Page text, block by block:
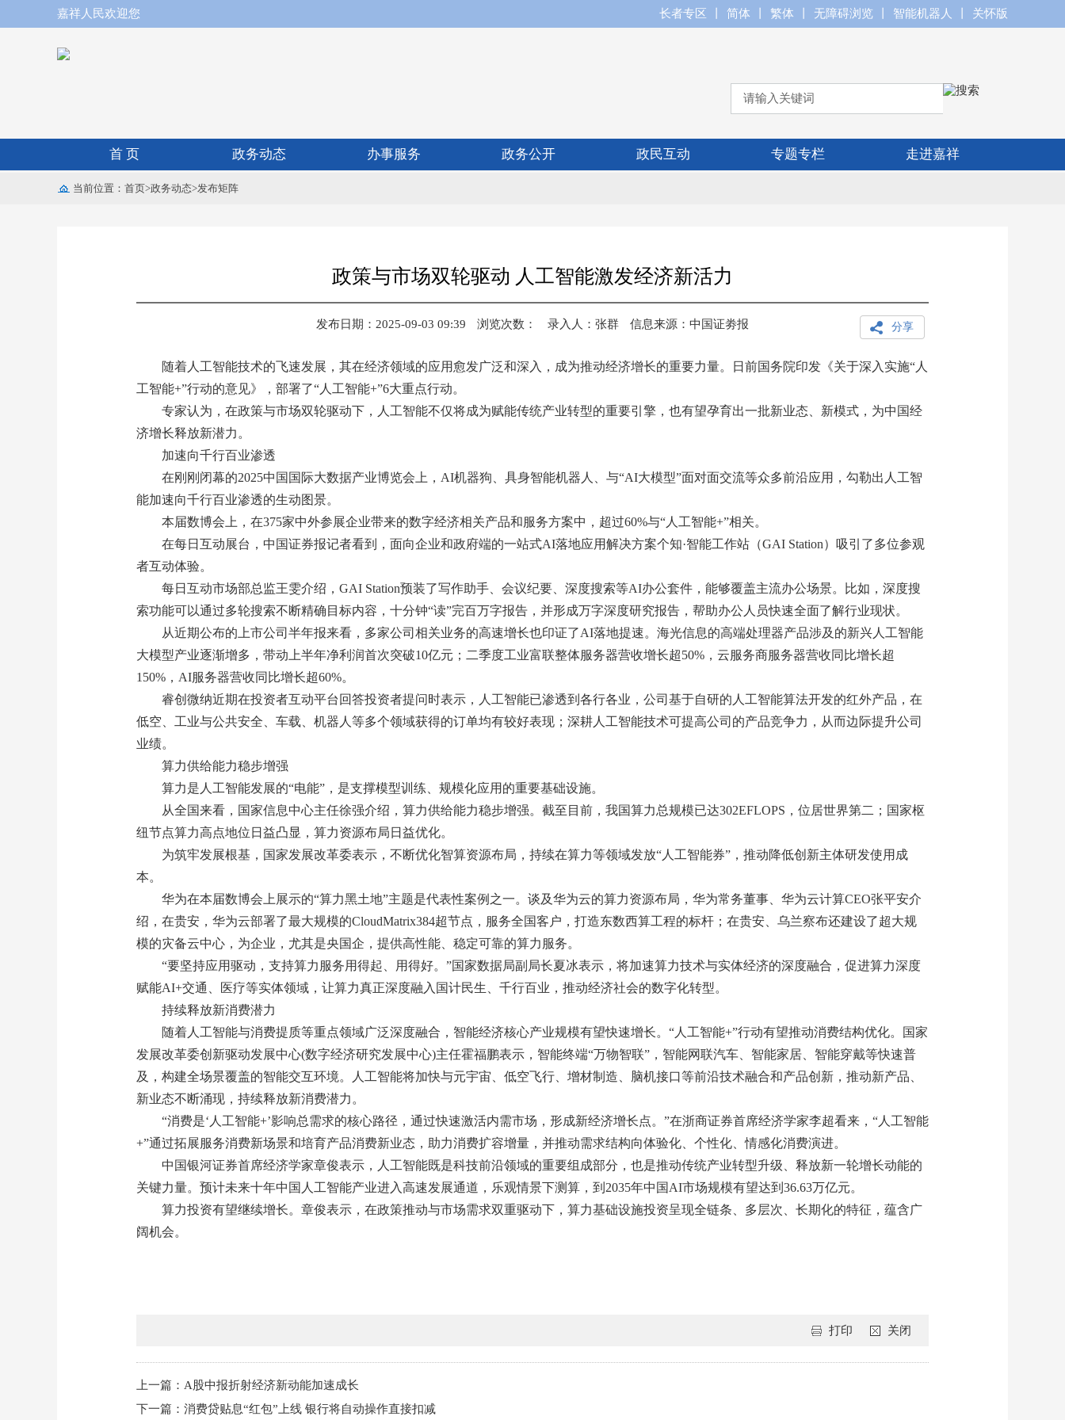
嘉祥人民欢迎您 长者专区 简体 繁体 无障碍浏览 智能机器人 关怀版
首 页 政务动态 办事服务 政务公开 政民互动 专题专栏 走进嘉祥
当前位置： 首页>政务动态>发布矩阵
政策与市场双轮驱动 人工智能激发经济新活力
发布日期：2025-09-03 09:39 浏览次数： 录入人： 张群 信息来源： 中国证劵报 分享
随着人工智能技术的飞速发展，其在经济领域的应用愈发广泛和深入，成为推动经济增长的重要力量。日前国务院印发《关于深入实施“人
工智能+”行动的意见》，部署了“人工智能+”6大重点行动。
专家认为，在政策与市场双轮驱动下，人工智能不仅将成为赋能传统产业转型的重要引擎，也有望孕育出一批新业态、新模式，为中国经
济增长释放新潜力。
加速向千行百业渗透
在刚刚闭幕的2025中国国际大数据产业博览会上，AI机器狗、具身智能机器人、与“AI大模型”面对面交流等众多前沿应用，勾勒出人工智
能加速向千行百业渗透的生动图景。
本届数博会上，在375家中外参展企业带来的数字经济相关产品和服务方案中，超过60%与“人工智能+”相关。
在每日互动展台，中国证券报记者看到，面向企业和政府端的一站式AI落地应用解决方案个知·智能工作站（GAI Station）吸引了多位参观
者互动体验。
每日互动市场部总监王雯介绍，GAI Station预装了写作助手、会议纪要、深度搜索等AI办公套件，能够覆盖主流办公场景。比如，深度搜
索功能可以通过多轮搜索不断精确目标内容，十分钟“读”完百万字报告，并形成万字深度研究报告，帮助办公人员快速全面了解行业现状。
从近期公布的上市公司半年报来看，多家公司相关业务的高速增长也印证了AI落地提速。海光信息的高端处理器产品涉及的新兴人工智能
大模型产业逐渐增多，带动上半年净利润首次突破10亿元；二季度工业富联整体服务器营收增长超50%，云服务商服务器营收同比增长超
150%，AI服务器营收同比增长超60%。
睿创微纳近期在投资者互动平台回答投资者提问时表示，人工智能已渗透到各行各业，公司基于自研的人工智能算法开发的红外产品，在
低空、工业与公共安全、车载、机器人等多个领域获得的订单均有较好表现；深耕人工智能技术可提高公司的产品竞争力，从而边际提升公司
业绩。
算力供给能力稳步增强
算力是人工智能发展的“电能”，是支撑模型训练、规模化应用的重要基础设施。
从全国来看，国家信息中心主任徐强介绍，算力供给能力稳步增强。截至目前，我国算力总规模已达302EFLOPS，位居世界第二；国家枢
纽节点算力高点地位日益凸显，算力资源布局日益优化。
为筑牢发展根基，国家发展改革委表示，不断优化智算资源布局，持续在算力等领域发放“人工智能券”，推动降低创新主体研发使用成
本。
华为在本届数博会上展示的“算力黑土地”主题是代表性案例之一。谈及华为云的算力资源布局，华为常务董事、华为云计算CEO张平安介
绍，在贵安，华为云部署了最大规模的CloudMatrix384超节点，服务全国客户，打造东数西算工程的标杆；在贵安、乌兰察布还建设了超大规
模的灾备云中心，为企业，尤其是央国企，提供高性能、稳定可靠的算力服务。
“要坚持应用驱动，支持算力服务用得起、用得好。”国家数据局副局长夏冰表示，将加速算力技术与实体经济的深度融合，促进算力深度
赋能AI+交通、医疗等实体领域，让算力真正深度融入国计民生、千行百业，推动经济社会的数字化转型。
持续释放新消费潜力
随着人工智能与消费提质等重点领域广泛深度融合，智能经济核心产业规模有望快速增长。“人工智能+”行动有望推动消费结构优化。国家
发展改革委创新驱动发展中心(数字经济研究发展中心)主任霍福鹏表示，智能终端“万物智联”，智能网联汽车、智能家居、智能穿戴等快速普
及，构建全场景覆盖的智能交互环境。人工智能将加快与元宇宙、低空飞行、增材制造、脑机接口等前沿技术融合和产品创新，推动新产品、
新业态不断涌现，持续释放新消费潜力。
“消费是‘人工智能+’影响总需求的核心路径，通过快速激活内需市场，形成新经济增长点。”在浙商证券首席经济学家李超看来，“人工智能
+”通过拓展服务消费新场景和培育产品消费新业态，助力消费扩容增量，并推动需求结构向体验化、个性化、情感化消费演进。
中国银河证券首席经济学家章俊表示，人工智能既是科技前沿领域的重要组成部分，也是推动传统产业转型升级、释放新一轮增长动能的
关键力量。预计未来十年中国人工智能产业进入高速发展通道，乐观情景下测算，到2035年中国AI市场规模有望达到36.63万亿元。
算力投资有望继续增长。章俊表示，在政策推动与市场需求双重驱动下，算力基础设施投资呈现全链条、多层次、长期化的特征，蕴含广
阔机会。
关闭
打印
上一篇：A股中报折射经济新动能加速成长
下一篇：消费贷贴息“红包”上线 银行将自动操作直接扣减